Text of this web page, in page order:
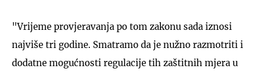
"Vrijeme provjeravanja po tom zakonu sada iznosi
najviše tri godine. Smatramo da je nužno razmotriti i
dodatne mogućnosti regulacije tih zaštitnih mjera u